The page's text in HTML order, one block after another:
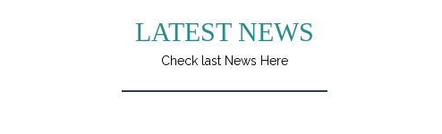
LATEST NEWS
Check last News Here